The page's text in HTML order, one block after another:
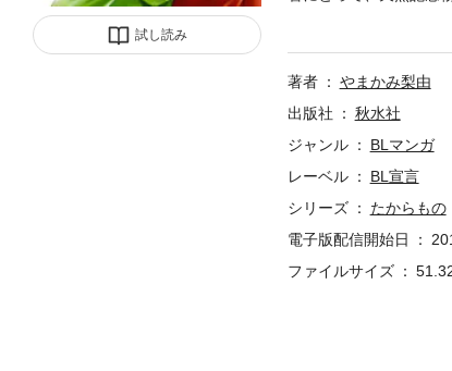
試し読み
なった尚之は、家庭
著者
やまかみ梨由
出版社
秋水社
ジャンル
BLマンガ
レーベル
BL宣言
シリーズ
たからもの
電子版配信開始日
ファイルサイズ